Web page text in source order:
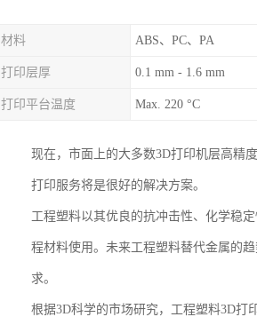
材料 ABS、PC、PA
打印层厚 0.1 mm - 1.6 mm
打印平台温度 Max. 220 °C
现在，市面上的大多数3D打印机层高精
打印服务将是很好的解决方案。
工程塑料以其优良的抗冲击性、化学稳
程材料使用。未来工程塑料替代金属的
求。
根据3D科学的市场研究，工程塑料3D打